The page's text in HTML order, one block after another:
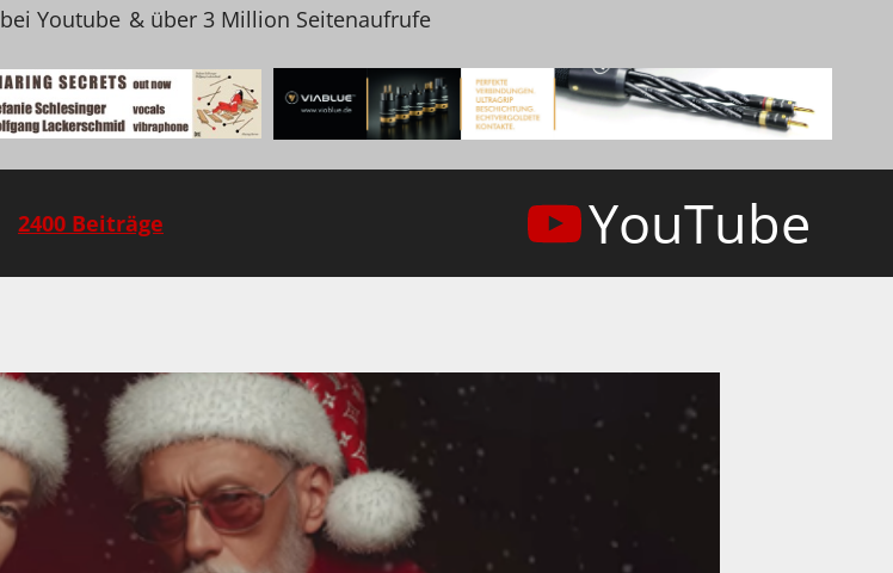
Youtube & über 3 Million Seitenaufrufe
2400 Beiträge YouTube